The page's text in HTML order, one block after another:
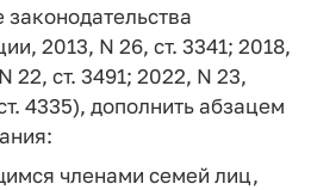
2013, N 26, ст. 3341; 2018,
22, ст. 3491; 2022, N 23,
4335), дополнить абзацем
членами семей лиц,